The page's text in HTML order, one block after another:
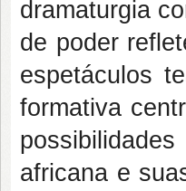
dramaturgia
de poder
espetáculos
formativa
africana e